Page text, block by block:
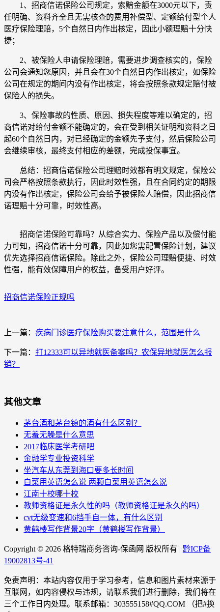
1、招商信诺保险公司规定，索赔金额在3000元以下，责
任明确、资料齐全且无需核查的费用补偿型、定额给付型个人
医疗保险理赔，5个自然日内作出核定，因此小额理赔十分快
捷；
2、被保险人申请保险理赔，需要进步调查核实的，保险
公司会通知您原因，并且会在30个自然日内作出核定，如保险
公司在规定的期间内没有作出核定，将会按照条款规定赔付被
保险人的损失。
3、保险事故的性质、原因、损失程度等难以确定的，招
商信诺对给付金额不能确定的，会在受到相关证明和资料之日
起60个自然日内，对已经确定的金额先予支付，然后保险公司
会继续审核，最终支付相应的差额，完成投保事宜。
总结：招商信诺保险公司理赔时效都有明文规定，保险公
司会严格按照条款执行，因此时效性强，且在合同约定的期限
内没有作出核定，保险公司会给予被保险人赔偿，因此招商信
诺理赔十分可靠，时效性高。
招商信诺保险可靠吗？从综合实力、保险产品以及偿付能
力可知，招商信诺十分可靠，因此如您需配置保险计划，建议
优先选择招商信诺保险。除此之外，保险公司理赔便捷、时效
性强，能有效保障用户的权益，备受用户好评。
招商信诺保险正规吗
上一篇： 疾病门诊医疗保险购买要注意什么，范围是什么
下一篇： 打12333可以异地就医备案吗？农保异地就医怎么报
销？
其他文章
茅台酒和茅台镇的酒有什么区别？
无羞无臊是什么意思
2017临床医学考研吧
金融学专业投资科学
坐汽车从东莞到海口要多长时间
白菜用英语怎么说 两颗白菜用英语怎么说
江南十校哪十校
教师资格证是永久性的吗（教师资格证是永久的吗）
cvt无级变速和6挡手自一体，有什么区别
黄鹤楼写作背景20字（黄鹤楼写作背景）
Copyright © 2026 格特瑞商务咨询-保函网 版权所有 | 黔ICP备
19002813号-41
免责声明：本站内容仅用于学习参考，信息和图片素材来源于
互联网，如内容侵权与违规，请联系我们进行删除，我们将在
三个工作日内处理。联系邮箱：303555158#QQ.COM （把#换